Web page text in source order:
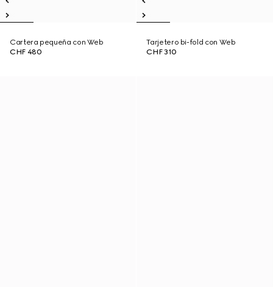
Cartera pequeña con Web
CHF 480
Tarjetero bi-fold con Web
CHF 310